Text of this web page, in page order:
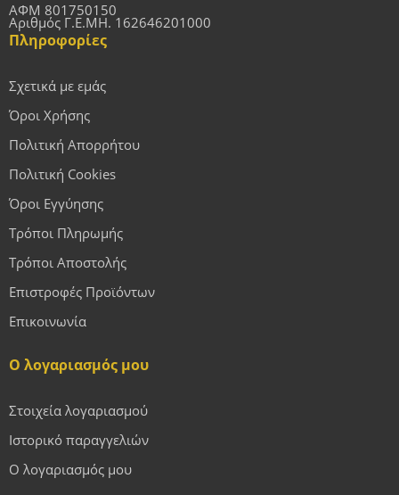
ΑΦΜ 801750150
Αριθμός Γ.Ε.ΜΗ. 162646201000
Πληροφορίες
Σχετικά με εμάς
Όροι Χρήσης
Πολιτική Απορρήτου
Πολιτική Cookies
Όροι Εγγύησης
Τρόποι Πληρωμής
Τρόποι Αποστολής
Επιστροφές Προϊόντων
Επικοινωνία
Ο λογαριασμός μου
Στοιχεία λογαριασμού
Ιστορικό παραγγελιών
Ο λογαριασμός μου